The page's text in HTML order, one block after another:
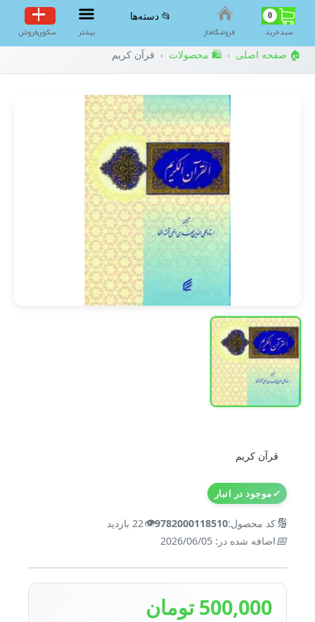
0
سبد‌خرید فروشگاه‌ناز
📂 دسته‌ها
بیشتر سکوی‌فروش
🏠 صفحه اصلی › 🛍️ محصولات › قرآن کریم
قرآن کریم
✓موجود در انبار
🔢کد محصول:9782000118510
👁️22 بازدید
📅اضافه شده در: 2026/06/05
500,000 تومان